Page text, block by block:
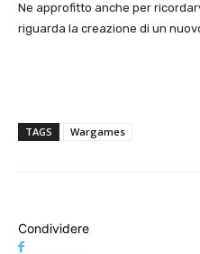
Ne approfitto anche per
riguarda la creazione di un
TAGS Wargames
Condividere